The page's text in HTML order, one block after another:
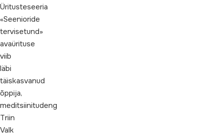
Üritusteseeria
«Seenioride
tervisetund»
avaürituse
viib
läbi
täiskasvanud
õppija,
meditsiinitudeng
Triin
Valk